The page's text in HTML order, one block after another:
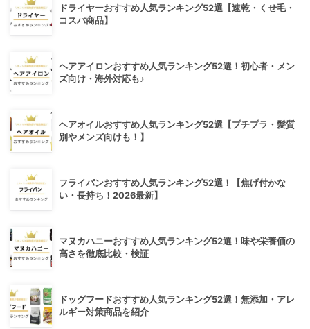
ドライヤーおすすめ人気ランキング52選【速乾・くせ毛・
コスパ商品】
ヘアアイロンおすすめ人気ランキング52選！初心者・メン
ズ向け・海外対応も♪
ヘアオイルおすすめ人気ランキング52選【プチプラ・髪質
別やメンズ向けも！】
フライパンおすすめ人気ランキング52選！【焦げ付かな
い・長持ち！2026最新】
マヌカハニーおすすめ人気ランキング52選！味や栄養価の
高さを徹底比較・検証
ドッグフードおすすめ人気ランキング52選！無添加・アレ
ルギー対策商品を紹介